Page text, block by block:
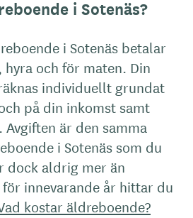
i Sotenäs?
i Sotenäs betalar
och för maten. Din
individuellt grundat
på din inkomst samt
är den samma
i Sotenäs som du
dock aldrig mer än
för innevarande år hittar du
kostar äldreboende?